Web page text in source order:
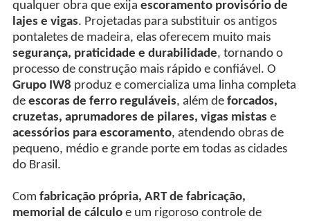
qualquer obra que exija escoramento provisório de
lajes e vigas. Projetadas para substituir os antigos
pontaletes de madeira, elas oferecem muito mais
segurança, praticidade e durabilidade, tornando o
processo de construção mais rápido e confiável. O
Grupo IW8 produz e comercializa uma linha completa
de escoras de ferro reguláveis, além de forcados,
cruzetas, aprumadores de pilares, vigas mistas e
acessórios para escoramento, atendendo obras de
pequeno, médio e grande porte em todas as cidades
do Brasil.
Com fabricação própria, ART de fabricação,
memorial de cálculoe um rigoroso controle de